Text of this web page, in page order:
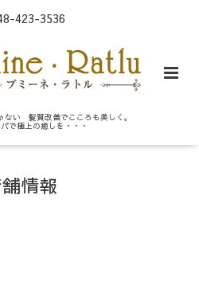
423-3536
ない 髪質改善でこころも美しく。
で極上の癒しを・・・
情報